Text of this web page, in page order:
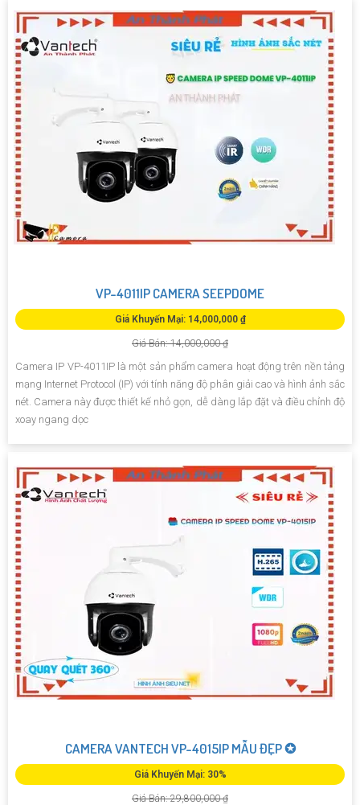
VP-4011IP CAMERA SEEPDOME
Giá Khuyến Mại: 14,000,000 ₫
Giá Bán: 14,000,000 ₫
Camera IP VP-4011IP là một sản phẩm camera hoạt động trên nền tảng
mạng Internet Protocol (IP) với tính năng độ phân giải cao và hình ảnh sắc
nét. Camera này được thiết kế nhỏ gọn, dễ dàng lắp đặt và điều chỉnh độ
xoay ngang dọc
CAMERA VANTECH VP-4015IP MẪU ĐẸP ✪
Giá Khuyến Mại: 30%
Giá Bán: 29,800,000 ₫